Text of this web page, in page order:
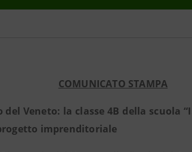
COMUNICATO STAMPA
Veneto: la classe 4B della scuola
imprenditoriale